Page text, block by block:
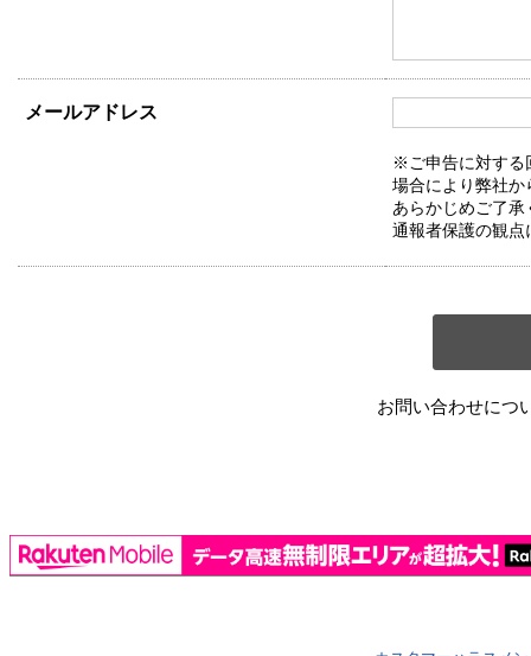
メールアドレス
※ご申告に対する
場合により弊社か
あらかじめご了承
通報者保護の観点
お問い合わせにつ